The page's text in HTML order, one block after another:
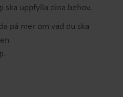
uppfylla dina behov.
på mer om vad du ska